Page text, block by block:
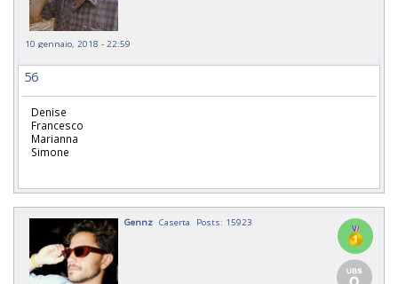
10 gennaio, 2018 - 22:59
56
Denise
Francesco
Marianna
Simone
Gennz Caserta Posts: 15923